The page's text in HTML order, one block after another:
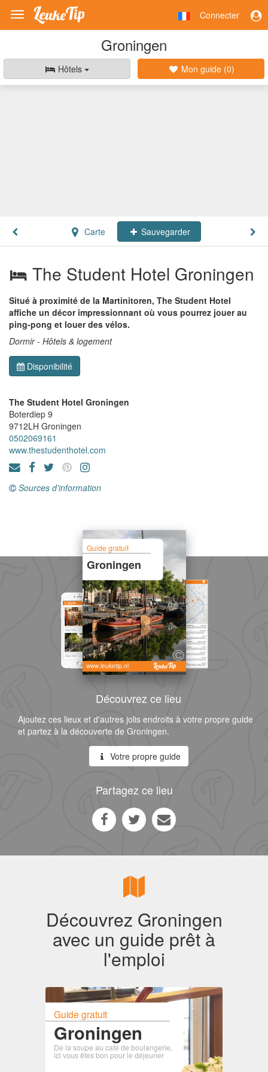
Toggle
navigation
Connecter
Groningen
Hôtels Mon guide (0)
Carte Sauvegarder
The Student Hotel Groningen
Situé à proximité de la Martinitoren, The Student Hotel
affiche un décor impressionnant où vous pourrez jouer au
ping-pong et louer des vélos.
Dormir - Hôtels & logement
Disponibilité
The Student Hotel Groningen
Boterdiep 9
9712LH Groningen
0502069161
www.thestudenthotel.com
Sources d'information
Guide gratuit
Groningen
www.leuketip.nl
Découvrez ce lieu
Ajoutez ces lieux et d'autres jolis endroits à votre propre guide
et partez à la découverte de Groningen.
Votre propre guide
Partagez ce lieu
Découvrez Groningen
avec un guide prêt à
l'emploi
Guide gratuit
Groningen
De la soupe au café de boulangerie,
ici vous êtes bon pour le déjeuner